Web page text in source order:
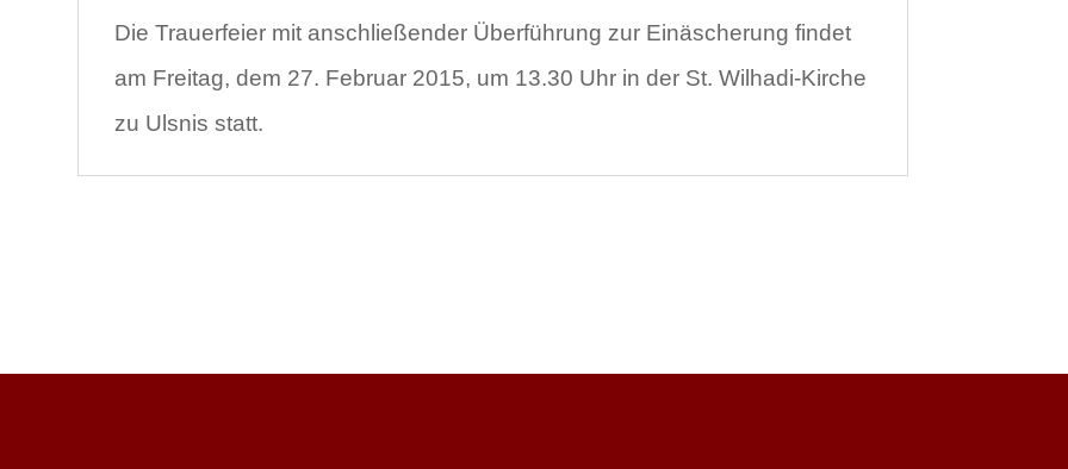
Die Trauerfeier mit anschließender Überführung zur Einäscherung findet
am Freitag, dem 27. Februar 2015, um 13.30 Uhr in der St. Wilhadi-Kirche
zu Ulsnis statt.